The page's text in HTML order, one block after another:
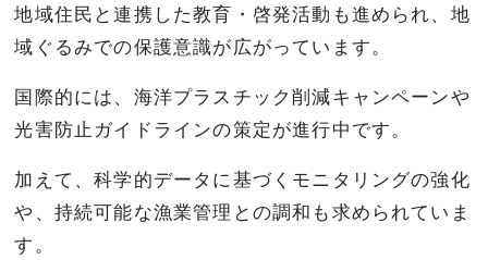
地域住民と連携した教育・啓発活動も進められ、地
域ぐるみでの保護意識が広がっています。
国際的には、海洋プラスチック削減キャンペーンや
光害防止ガイドラインの策定が進行中です。
加えて、科学的データに基づくモニタリングの強化
や、持続可能な漁業管理との調和も求められていま
す。